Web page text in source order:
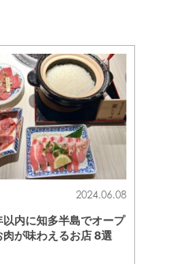
2024.06.08
以内に知多半島でオープ
肉が味わえるお店 8選